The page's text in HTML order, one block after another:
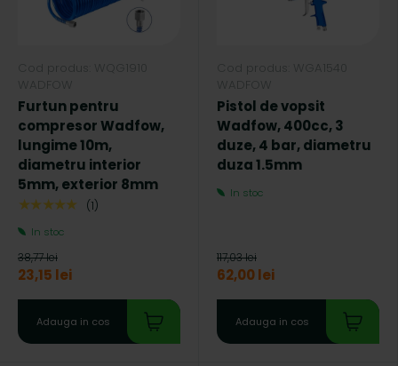
Cod produs: WQG1910
WADFOW
Furtun pentru
compresor Wadfow,
lungime 10m,
diametru interior
5mm, exterior 8mm
★★★★★ (1)
In stoc
23,15 lei
38,77 lei
Adauga in cos
Cod produs: WGA1540
WADFOW
Pistol de vopsit
Wadfow, 400cc, 3
duze, 4 bar, diametru
duza 1.5mm
In stoc
62,00 lei
117,03 lei
Adauga in cos